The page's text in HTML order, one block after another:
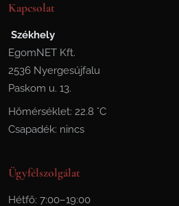
Kapcsolat
Székhely
EgomNET Kft.
2536 Nyergesújfalu
Paskom u. 13.
Hőmérséklet: 22.8 °C
Csapadék: nincs
Ügyfélszolgálat
Hétfő: 7:00–19:00